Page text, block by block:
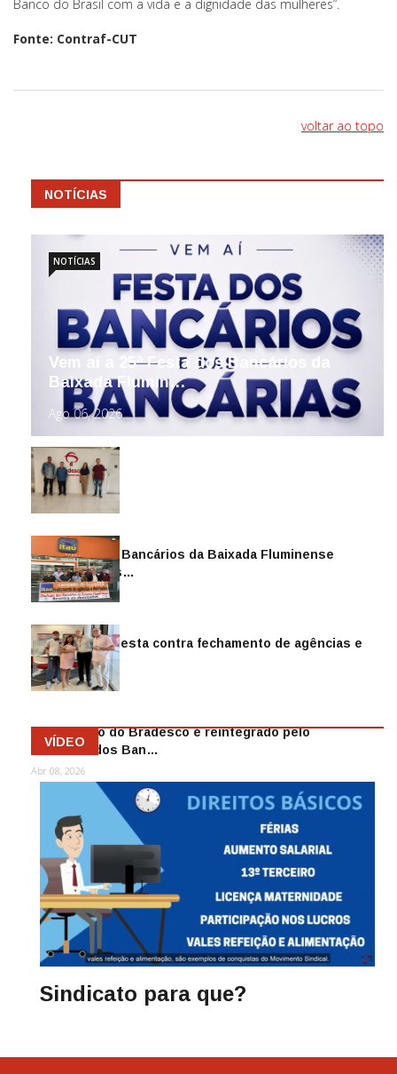
Banco do Brasil com a vida e a dignidade das mulheres”.
Fonte: Contraf-CUT
voltar ao topo
NOTÍCIAS
Vem aí a 25ª Festa dos Bancários da
Baixada Flumin…
Ago 06, 2026
NOTÍCIAS
Sindicato dos Bancários da Baixada Fluminense
reintegra mais…
Jul 14, 2026
Sindicato protesta contra fechamento de agências e
as demiss…
Mai 13, 2026
Funcionário do Bradesco é reintegrado pelo
Sindicato dos Ban…
Abr 08, 2026
VÍDEO
Sindicato para que?